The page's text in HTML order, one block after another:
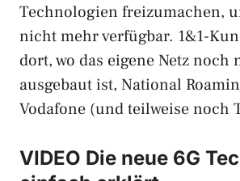
Technologien freizumachen,
nicht mehr verfügbar. 1&1-
dort, wo das eigene Netz noch
ausgebaut ist, National
Vodafone (und teilweise noch
VIDEO Die neue 6G